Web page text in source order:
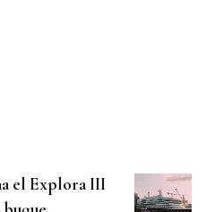
el Explora III